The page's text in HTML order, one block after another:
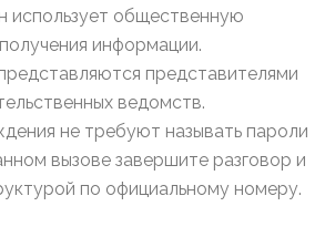
использует общественную
информации.
представителями
ведомств.
не требуют называть пароли
вызове завершите разговор и
по официальному номеру.